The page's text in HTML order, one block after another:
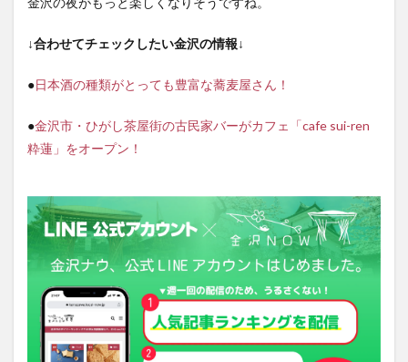
↓合わせてチェックしたい金沢の情報↓
●日本酒の種類がとっても豊富な蕎麦屋さん！
●金沢市・ひがし茶屋街の古民家バーがカフェ「cafe sui-ren
粋蓮」をオープン！